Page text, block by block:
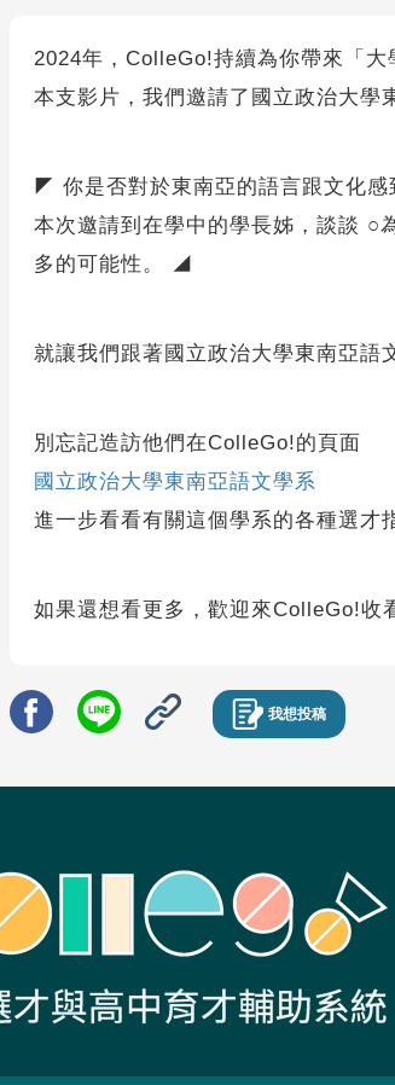
2024年，ColleGo!持續為你帶來「大
本支影片，我們邀請了國立政治大學
◤ 你是否對於東南亞的語言跟文化感
本次邀請到在學中的學長姊，談談 ○
多的可能性。 ◢
就讓我們跟著國立政治大學東南亞語
別忘記造訪他們在ColleGo!的頁面
國立政治大學東南亞語文學系
進一步看看有關這個學系的各種選才
如果還想看更多，歡迎來ColleGo!收
我想投稿